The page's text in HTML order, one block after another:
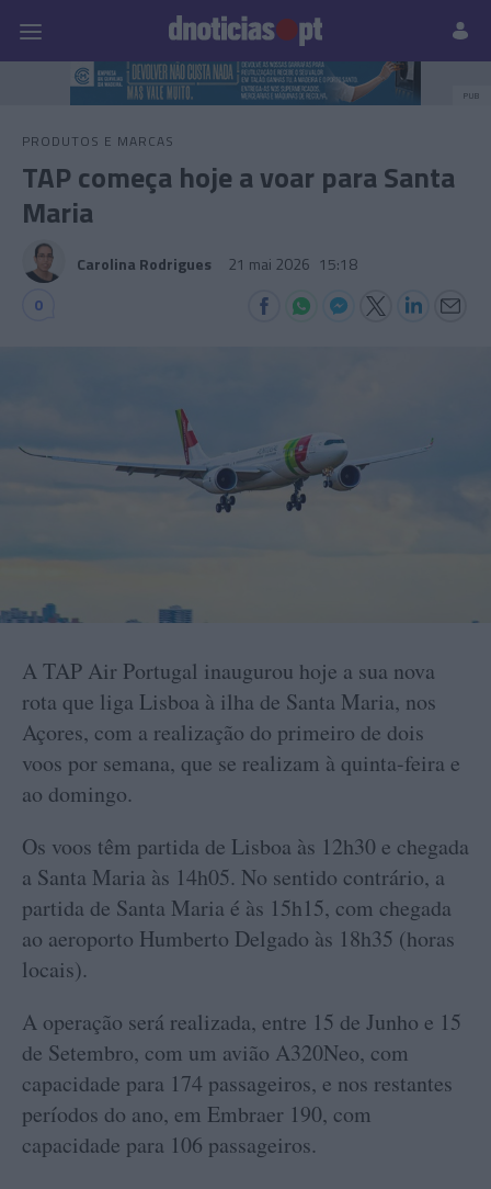
Prazeres Paisagens
PUB
PRODUTOS E MARCAS
TAP começa hoje a voar para Santa
Maria
Carolina Rodrigues 21 mai 2026 15:18
0
A TAP Air Portugal inaugurou hoje a sua nova
rota que liga Lisboa à ilha de Santa Maria, nos
Açores, com a realização do primeiro de dois
voos por semana, que se realizam à quinta-feira e
ao domingo.
Os voos têm partida de Lisboa às 12h30 e chegada
a Santa Maria às 14h05. No sentido contrário, a
partida de Santa Maria é às 15h15, com chegada
ao aeroporto Humberto Delgado às 18h35 (horas
locais).
A operação será realizada, entre 15 de Junho e 15
de Setembro, com um avião A320Neo, com
capacidade para 174 passageiros, e nos restantes
períodos do ano, em Embraer 190, com
capacidade para 106 passageiros.